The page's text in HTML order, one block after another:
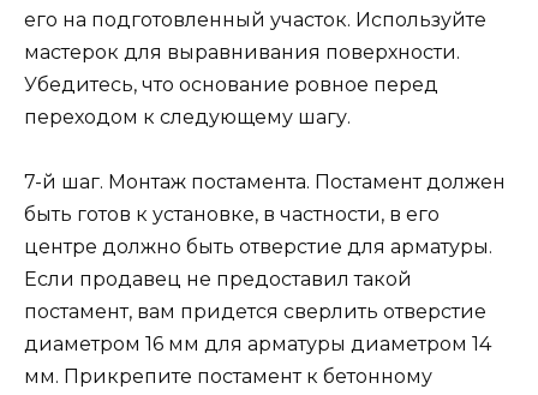
его на подготовленный участок. Используйте
мастерок для выравнивания поверхности.
Убедитесь, что основание ровное перед
переходом к следующему шагу.
7-й шаг. Монтаж постамента. Постамент должен
быть готов к установке, в частности, в его
центре должно быть отверстие для арматуры.
Если продавец не предоставил такой
постамент, вам придется сверлить отверстие
диаметром 16 мм для арматуры диаметром 14
мм. Прикрепите постамент к бетонному